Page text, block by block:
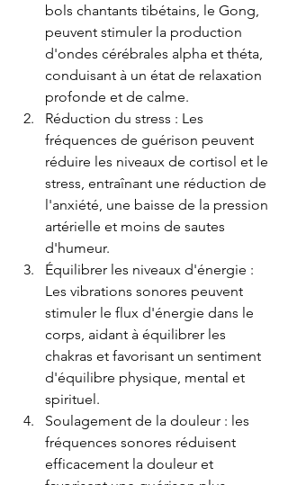
bols chantants tibétains, le Gong,
peuvent stimuler la production
d'ondes cérébrales alpha et théta,
conduisant à un état de relaxation
profonde et de calme.
Réduction du stress : Les
fréquences de guérison peuvent
réduire les niveaux de cortisol et le
stress, entraînant une réduction de
l'anxiété, une baisse de la pression
artérielle et moins de sautes
d'humeur.
Équilibrer les niveaux d'énergie :
Les vibrations sonores peuvent
stimuler le flux d'énergie dans le
corps, aidant à équilibrer les
chakras et favorisant un sentiment
d'équilibre physique, mental et
spirituel.
Soulagement de la douleur : les
fréquences sonores réduisent
efficacement la douleur et